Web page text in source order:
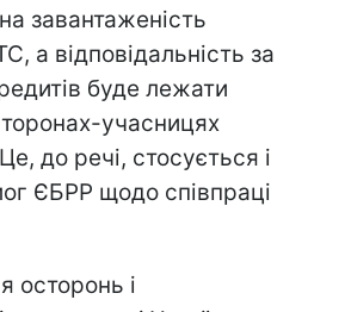
завантаженість
а відповідальність за
буде лежати
учасницях
до речі, стосується і
ЄБРР щодо співпраці
осторонь і